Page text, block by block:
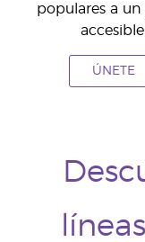
populares a
accesible.
ÚNETE